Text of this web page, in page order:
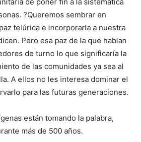
de poner fin a la sistemática
?Queremos sembrar en
telúrica e incorporarla a nuestra
Pero esa paz de la que hablan
de turno lo que significaría la
de las comunidades ya sea al
A ellos no les interesa dominar el
para las futuras generaciones.
están tomando la palabra,
más de 500 años.